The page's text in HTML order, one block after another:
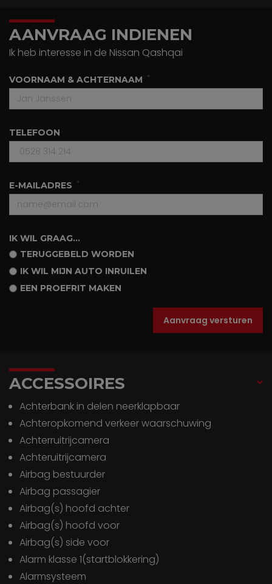
AANVRAAG INDIENEN
Ik heb interesse in de Nissan Qashqai
VOORNAAM & ACHTERNAAM
TELEFOON
E-MAILADRES
IK WIL GRAAG...
TERUGGEBELD WORDEN
IK WIL MIJN AUTO INRUILEN
EEN PROEFRIT MAKEN
Aanvraag versturen
ACCESSOIRES
Achterbank in delen neerklapbaar
Achteropkomend verkeer waarschuwing
Achterruitrijcamera
Achteruitrijcamera
Airbag bestuurder
Airbag passagier
Airbag(s) hoofd achter
Airbag(s) hoofd voor
Airbag(s) side voor
Alarm klasse 1(startblokkering)
Alarmsysteem